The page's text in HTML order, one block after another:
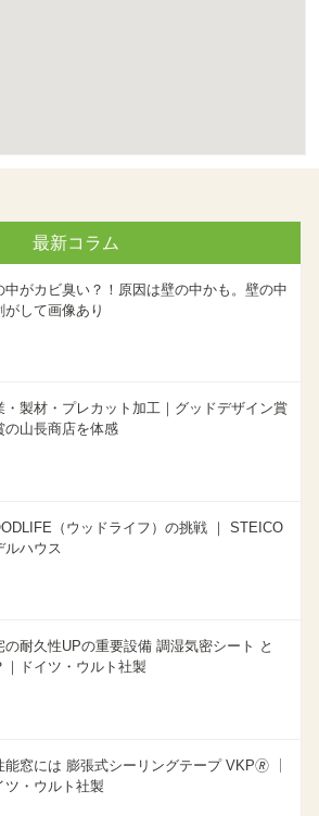
最新コラム
中がカビ臭い？！原因は壁の中かも。壁の中
がして画像あり
・製材・プレカット加工｜グッドデザイン賞
の山長商店を体感
（ウッドライフ）の挑戦 ｜ STEICO
ルハウス
の耐久性UPの重要設備 調湿気密シート と
｜ドイツ・ウルト社製
能窓には 膨張式シーリングテープ VKP🄬 ｜
ツ・ウルト社製